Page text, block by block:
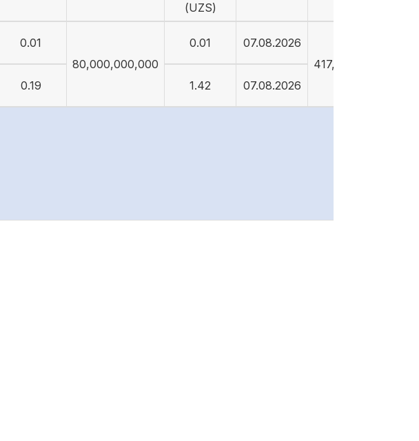
(UZS)
0.01
80,000,000,000
0.01
07.08.2026
417,500,000,000
0.19 1.42 07.08.2026